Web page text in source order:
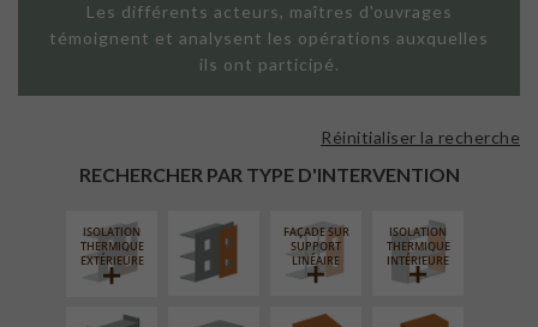
Les différents acteurs, maîtres d'ouvrages
témoignent et analysent les opérations auxquelles
ils ont participé.
RECHERCHER PAR TYPE D'INTERVENTION
Réinitialiser la recherche
ISOLATION
THERMIQUE
EXTÉRIEURE
FAÇADE SUR
SUPPORT
LINÉAIRE
ISOLATION
THERMIQUE
INTÉRIEURE
RÉAMÉNAGEMENT
INTÉRIEUR
FERMETURE
LOGGIAS
RÉFECTION DES
TOITURES
SURÉLÉVATION
EXTENSION